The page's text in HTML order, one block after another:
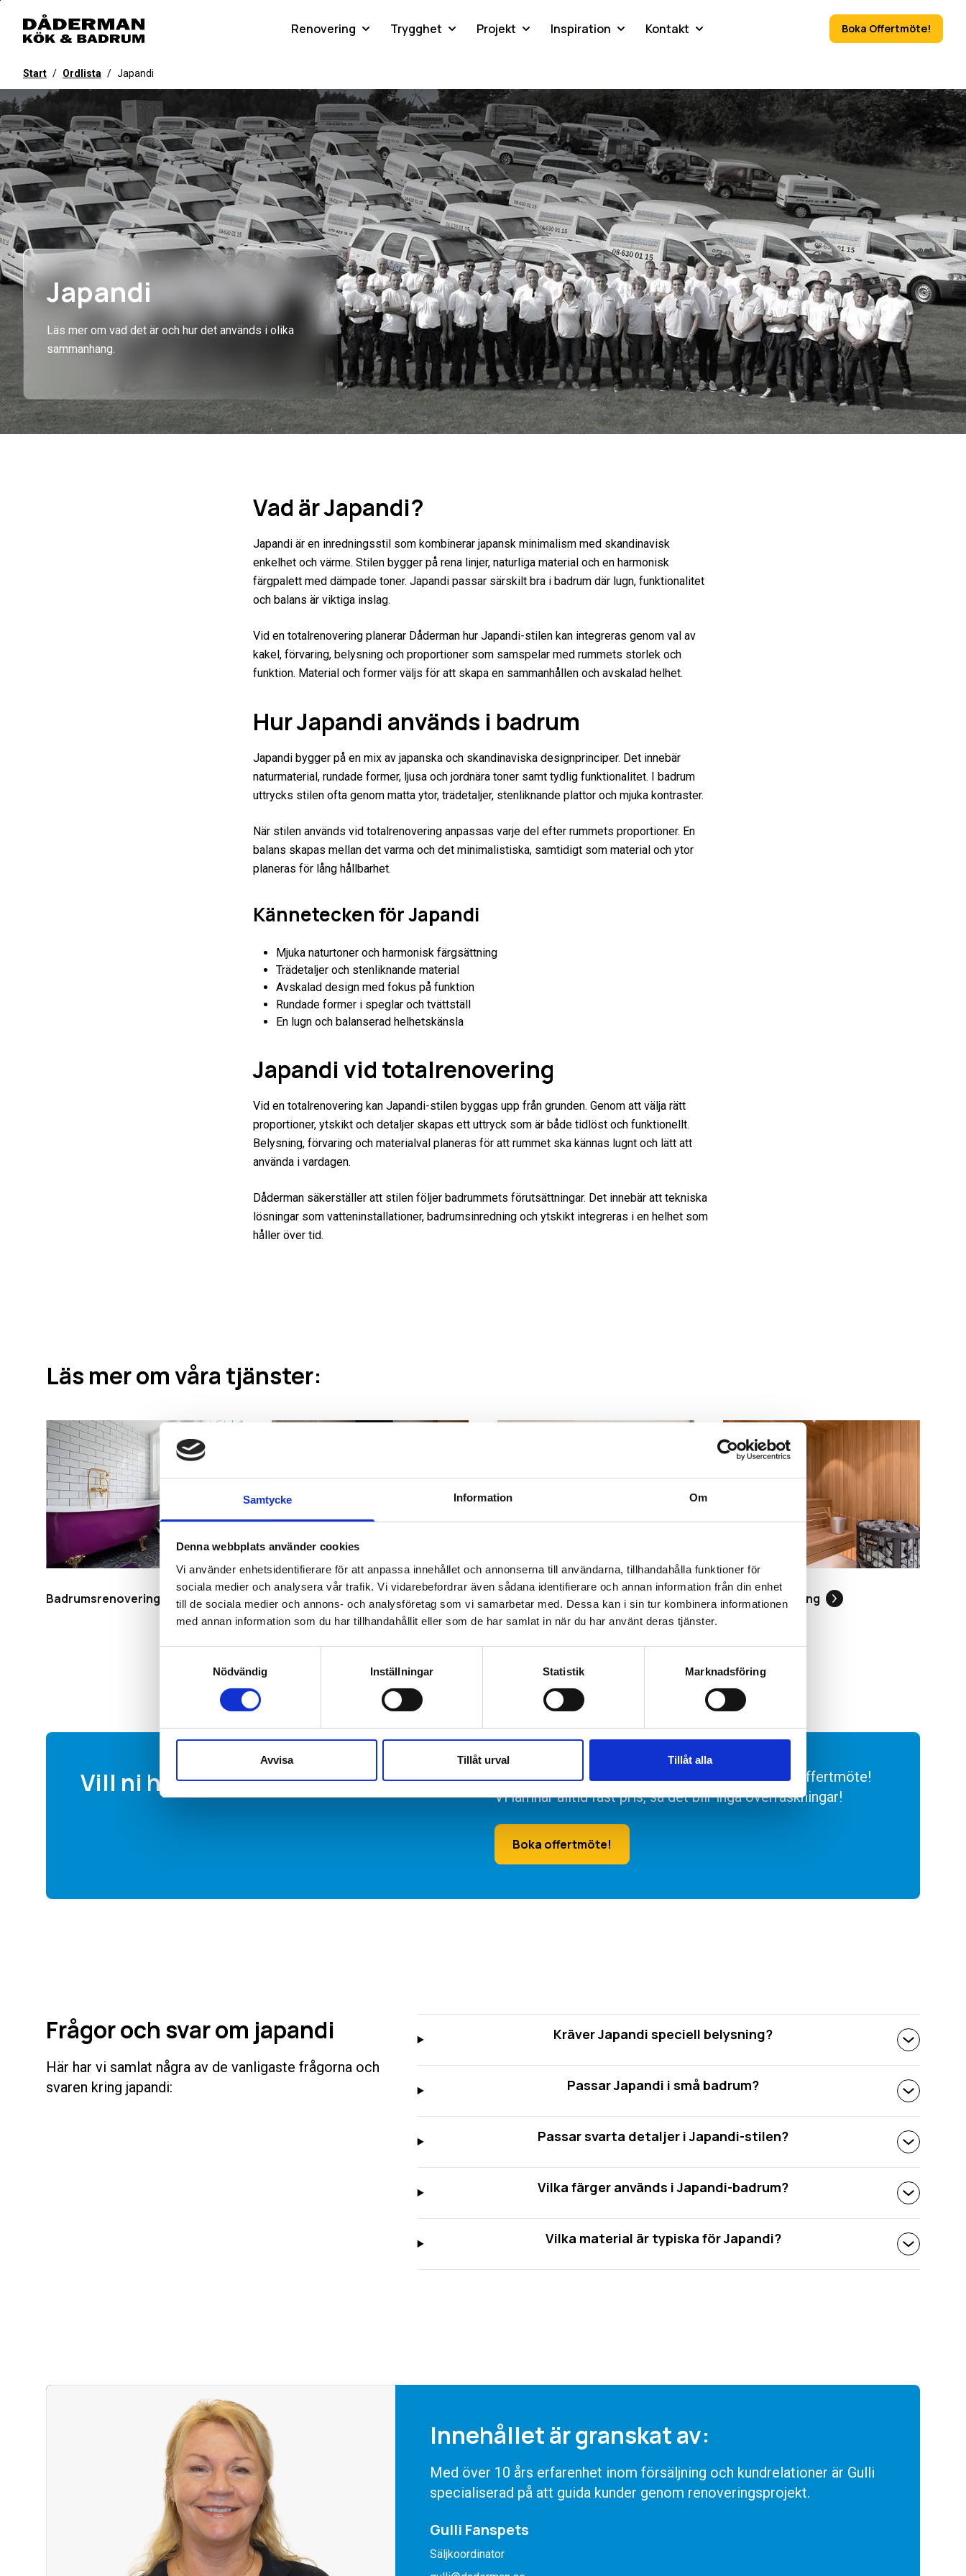
Samtycke Information Om
Denna webbplats använder cookies
Vi använder enhetsidentifierare för att anpassa innehållet och annonserna till användarna, tillhandahålla funktioner för
sociala medier och analysera vår trafik. Vi vidarebefordrar även sådana identifierare och annan information från din enhet
till de sociala medier och annons- och analysföretag som vi samarbetar med. Dessa kan i sin tur kombinera informationen
med annan information som du har tillhandahållit eller som de har samlat in när du har använt deras tjänster.
Nödvändig
Inställningar Statistik Marknadsföring
Avvisa Tillåt urval Tillåt alla
övergripande
innehåll
webbplatsen
Renovering Trygghet Projekt Inspiration Kontakt Boka Offertmöte!
Start / Ordlista / Japandi
Japandi
Läs mer om vad det är och hur det används i olika
sammanhang.
Vad är Japandi?
Japandi är en inredningsstil som kombinerar japansk minimalism med skandinavisk
enkelhet och värme. Stilen bygger på rena linjer, naturliga material och en harmonisk
färgpalett med dämpade toner. Japandi passar särskilt bra i badrum där lugn, funktionalitet
och balans är viktiga inslag.
Vid en totalrenovering planerar Dåderman hur Japandi-stilen kan integreras genom val av
kakel, förvaring, belysning och proportioner som samspelar med rummets storlek och
funktion. Material och former väljs för att skapa en sammanhållen och avskalad helhet.
Hur Japandi används i badrum
Japandi bygger på en mix av japanska och skandinaviska designprinciper. Det innebär
naturmaterial, rundade former, ljusa och jordnära toner samt tydlig funktionalitet. I badrum
uttrycks stilen ofta genom matta ytor, trädetaljer, stenliknande plattor och mjuka kontras­ter.
När stilen används vid totalrenovering anpassas varje del efter rummets proportioner. En
balans skapas mellan det varma och det minimalistiska, samtidigt som material och ytor
planeras för lång hållbarhet.
Kännetecken för Japandi
Mjuka naturtoner och harmonisk färgsättning
Trädetaljer och stenliknande material
Avskalad design med fokus på funktion
Rundade former i speglar och tvättställ
En lugn och balanserad helhetskänsla
Japandi vid totalrenovering
Vid en totalrenovering kan Japandi-stilen byggas upp från grunden. Genom att välja rätt
proportioner, ytskikt och detaljer skapas ett uttryck som är både tidlöst och funktionellt.
Belysning, förvaring och materialval planeras för att rummet ska kännas lugnt och lätt att
använda i vardagen.
Dåderman säkerställer att stilen följer badrummets förutsättningar. Det innebär att tekniska
lösningar som vatteninstallationer, badrumsinredning och ytskikt integreras i en helhet som
håller över tid.
Läs mer om våra tjänster:
Badrumsrenovering Köksrenovering Tvättstugerenovering Basturenovering
Vill ni ha en offert av oss?
Tveka inte att kontakta oss för ett kostnadsfritt offertmöte!
Vi lämnar alltid fast pris, så det blir inga överraskningar!
Boka offertmöte!
Frågor och svar om japandi
Här har vi samlat några av de vanligaste frågorna och
svaren kring japandi:
Kräver Japandi speciell belysning?
Passar Japandi i små badrum?
Passar svarta detaljer i Japandi-stilen?
Vilka färger används i Japandi-badrum?
Vilka material är typiska för Japandi?
Innehållet är granskat av:
Med över 10 års erfarenhet inom försäljning och kundrelationer är Gulli
specialiserad på att guida kunder genom renoveringsprojekt.
Gulli Fanspets
Säljkoordinator